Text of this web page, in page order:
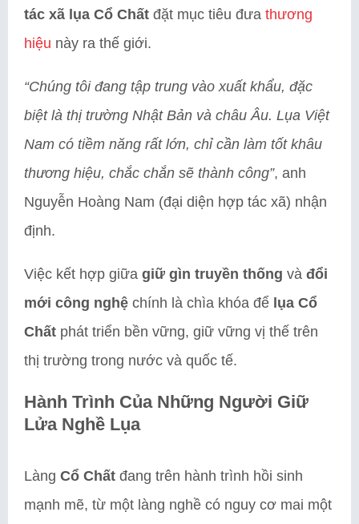
tác xã lụa Cổ Chất đặt mục tiêu đưa thương
hiệu này ra thế giới.
“Chúng tôi đang tập trung vào xuất khẩu, đặc
biệt là thị trường Nhật Bản và châu Âu. Lụa Việt
Nam có tiềm năng rất lớn, chỉ cần làm tốt khâu
thương hiệu, chắc chắn sẽ thành công”, anh
Nguyễn Hoàng Nam (đại diện hợp tác xã) nhận
định.
Việc kết hợp giữa giữ gìn truyền thống và đổi
mới công nghệ chính là chìa khóa để lụa Cổ
Chất phát triển bền vững, giữ vững vị thế trên
thị trường trong nước và quốc tế.
Hành Trình Của Những Người Giữ
Lửa Nghề Lụa
Làng Cổ Chất đang trên hành trình hồi sinh
mạnh mẽ, từ một làng nghề có nguy cơ mai một